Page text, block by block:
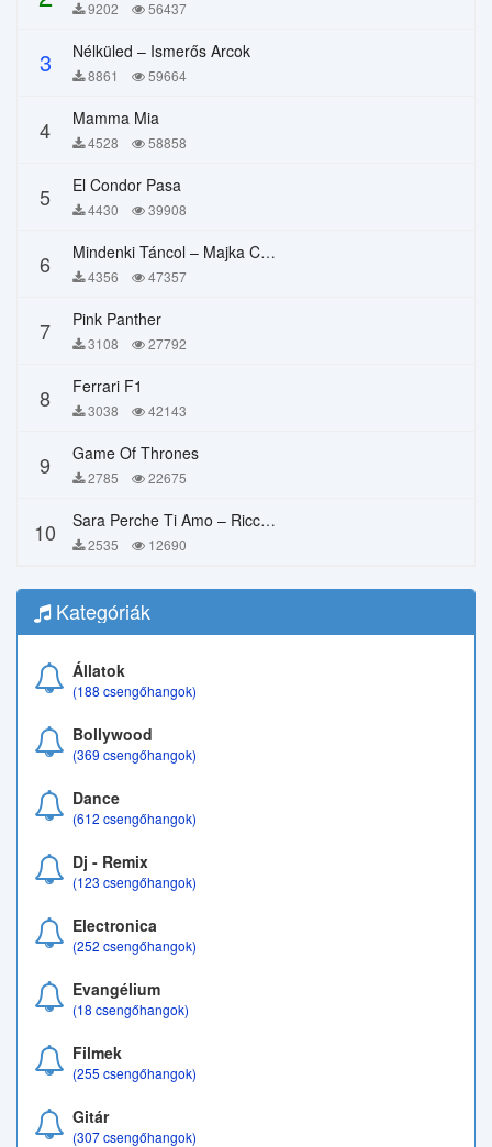
9202 56437
3 Nélküled – Ismerős Arcok
8861 59664
4 Mamma Mia
4528 58858
5 El Condor Pasa
4430 39908
6 Mindenki Táncol – Majka Curtis, Péter Majoros
4356 47357
7 Pink Panther
3108 27792
8 Ferrari F1
3038 42143
9 Game Of Thrones
2785 22675
10 Sara Perche Ti Amo – Ricchi E Poveri
2535 12690
Kategóriák
Állatok
(188 csengőhangok)
Bollywood
(369 csengőhangok)
Dance
(612 csengőhangok)
Dj - Remix
(123 csengőhangok)
Electronica
(252 csengőhangok)
Evangélium
(18 csengőhangok)
Filmek
(255 csengőhangok)
Gitár
(307 csengőhangok)